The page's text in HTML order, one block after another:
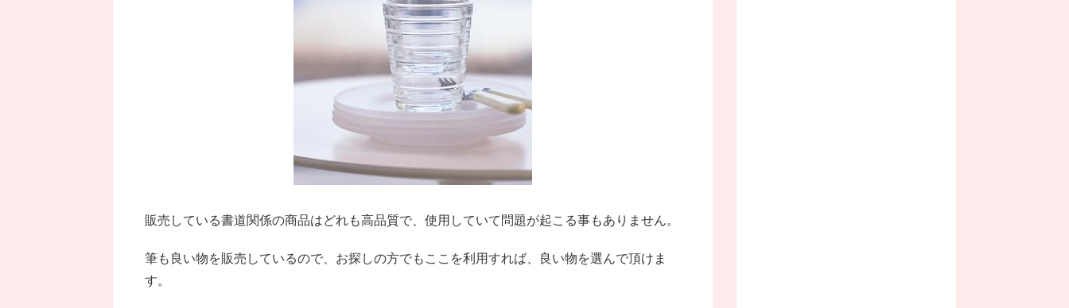
販売している書道関係の商品はどれも高品質で、使用していて問題が起こる事もありません。
筆も良い物を販売しているので、お探しの方でもここを利用すれば、良い物を選んで頂けま
す。